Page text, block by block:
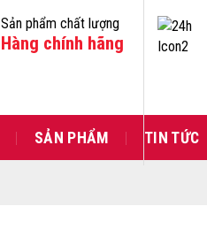
Sản phẩm chất lượng
Hàng chính hãng
SẢN PHẨM TIN TỨC